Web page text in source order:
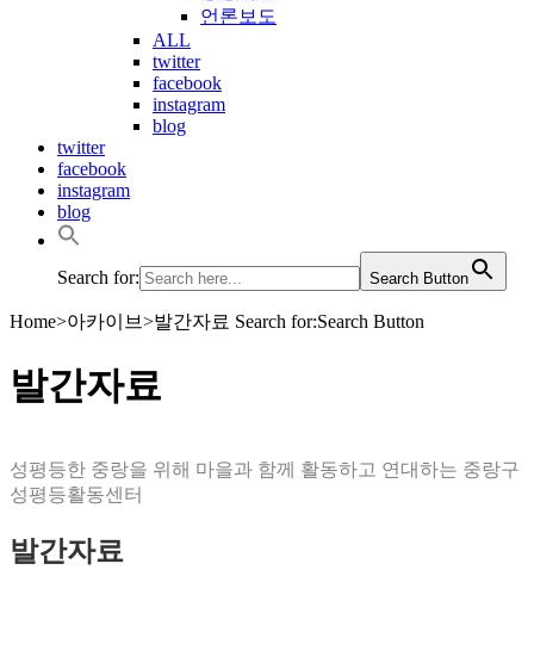
언론보도
ALL
twitter
facebook
instagram
blog
twitter
facebook
instagram
blog
Search for: Search Button
Home>아카이브>발간자료 Search for:Search Button
발간자료
성평등한 중랑을 위해 마을과 함께 활동하고 연대하는 중랑구
성평등활동센터
발간자료